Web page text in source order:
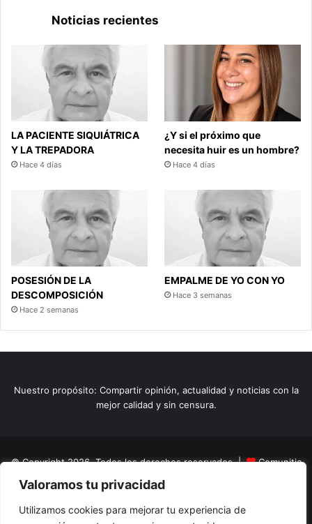
Valoramos tu privacidad
Utilizamos cookies para mejorar tu experiencia de
Noticias recientes
LA PACIENTE SIQUIÁTRICA
Y LA TREPADORA
Hace 4 días
¿Y si el próximo que
necesita huir es un hombre?
Hace 4 días
POSESIÓN DE LA
DESCOMPOSICIÓN
Hace 2 semanas
EMPALME DE YO CON YO
Hace 3 semanas
Nuestro propósito: Compartir opinión, actualidad y noticias con la
mejor calidad y sin censura.
© Copyright 2026, Todos los derechos reservados |
Comunitic
SAS BICNit 901228106
Home
Actualidad Variedades Opinion Turismo